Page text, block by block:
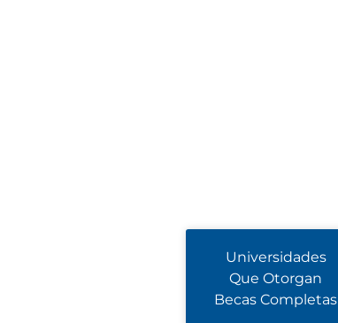
Universidades
Que Otorgan
Becas Completas